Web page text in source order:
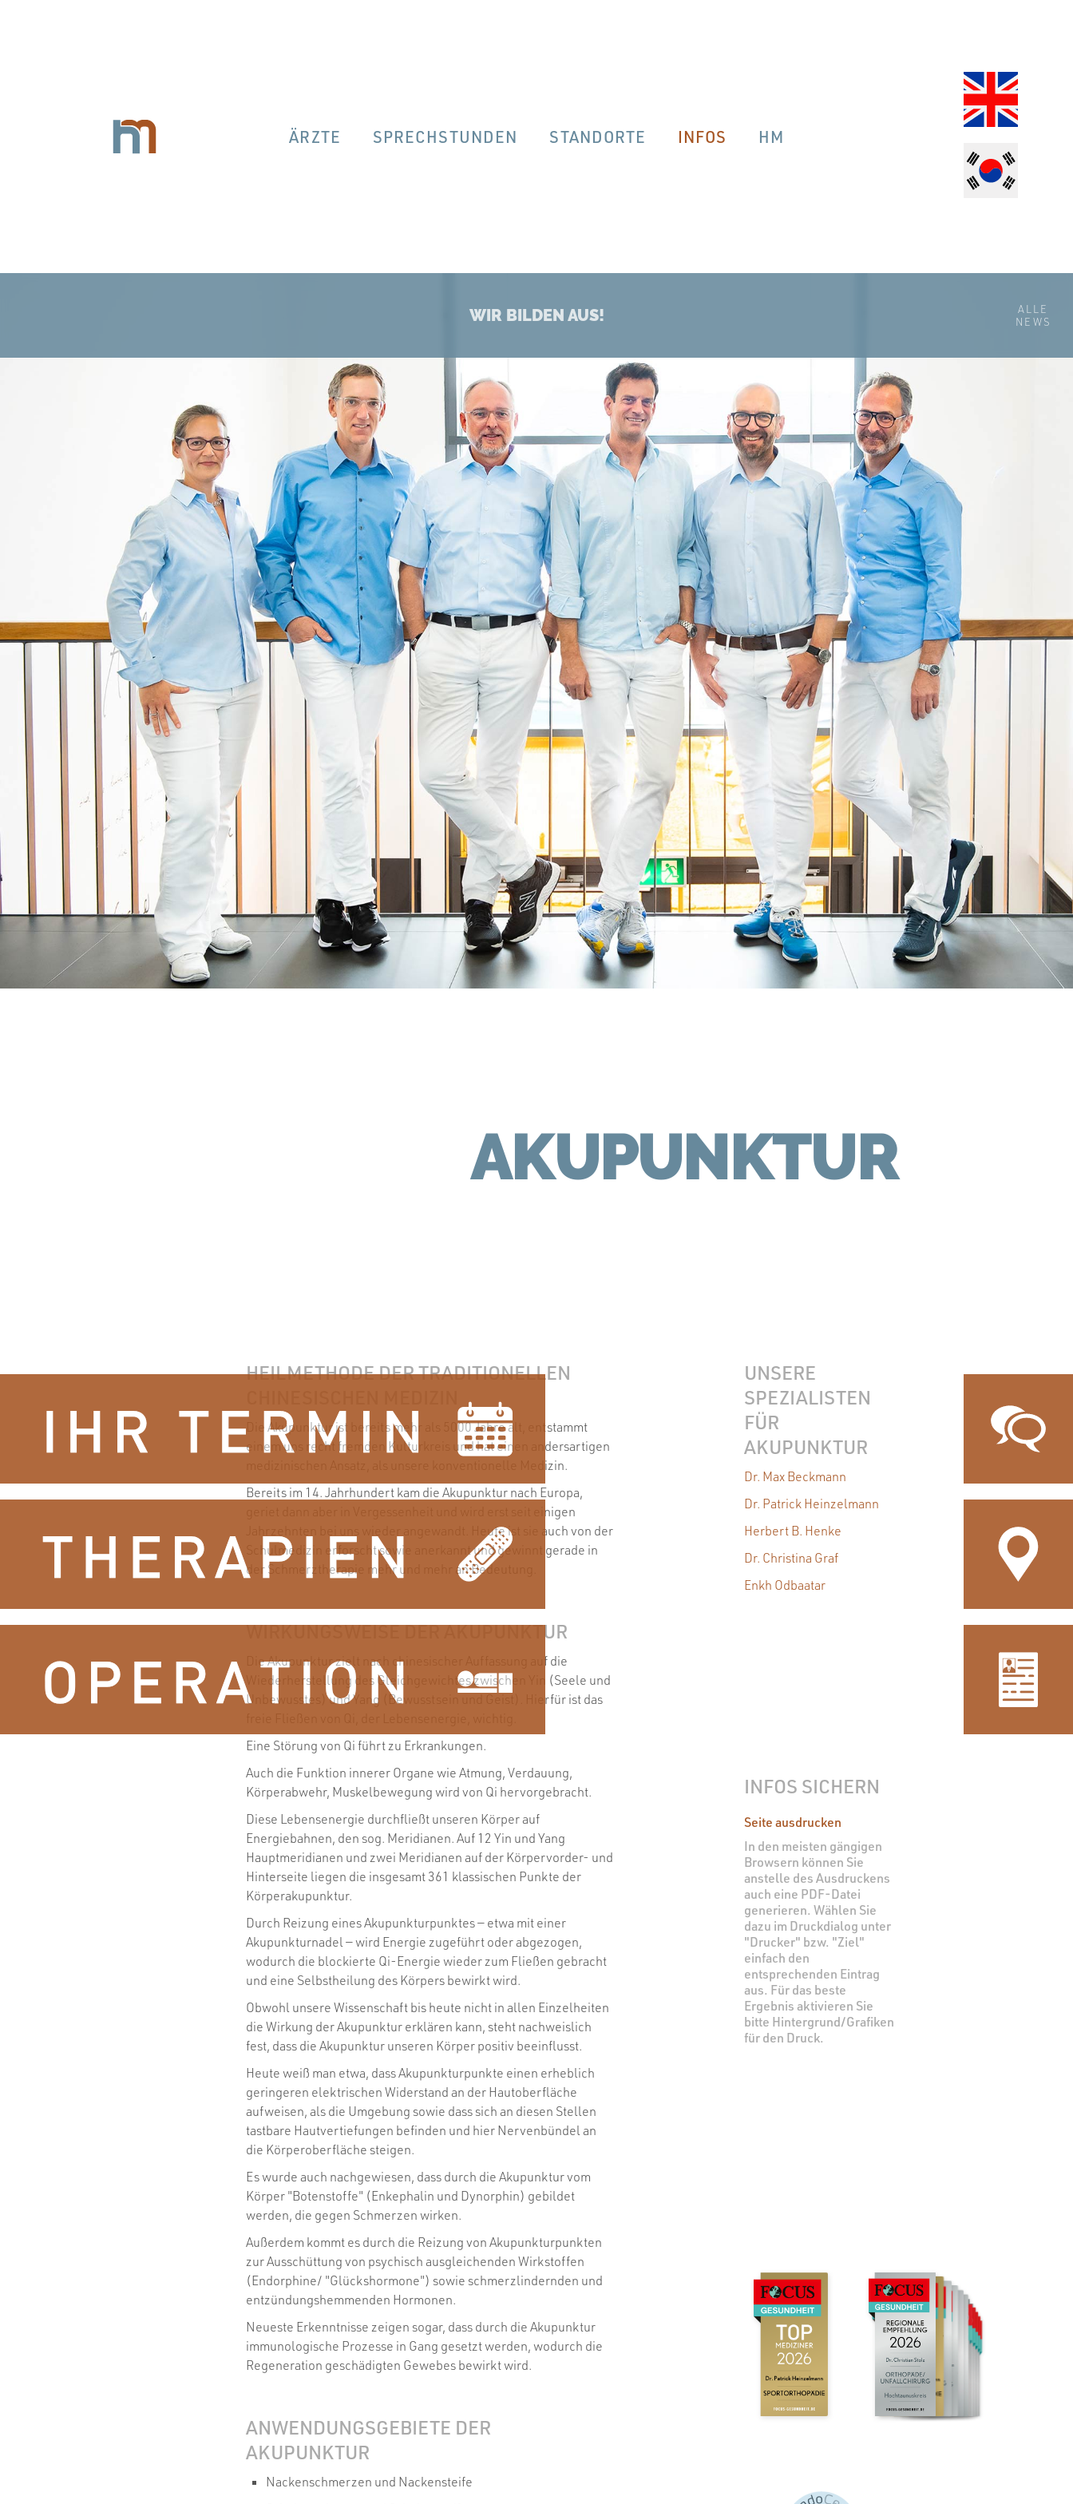
WIR BILDEN AUS!
ALLE
NEWS
ÄRZTE SPRECHSTUNDEN STANDORTE INFOS HM
AKUPUNKTUR
HEILMETHODE DER TRADITIONELLEN
Die Akupunktur ist bereits mehr als 5000 Jahre alt, entstammt
einem uns recht fremden Kulturkreis und hat einen andersartigen
medizinischen Ansatz, als unsere konventionelle Medizin.
Bereits im 14. Jahrhundert kam die Akupunktur nach Europa,
geriet dann aber in Vergessenheit und wird erst seit einigen
Jahrzehnten bei uns wieder angewandt. Heute ist sie auch von der
Schulmedizin erforscht sowie anerkannt und gewinnt gerade in
der Schmerztherapie mehr und mehr an Bedeutung.
WIRKUNGSWEISE DER AKUPUNKTUR
Die Akupunktur zielt nach chinesischer Auffassung auf die
Wiederherstellung des Gleichgewichtes zwischen Yin (Seele und
Unbewusstes) und Yang (Bewusstsein und Geist). Hierfür ist das
Eine Störung von Qi führt zu Erkrankungen.
Auch die Funktion innerer Organe wie Atmung, Verdauung,
Körperabwehr, Muskelbewegung wird von Qi hervorgebracht.
Diese Lebensenergie durchfließt unseren Körper auf
Energiebahnen, den sog. Meridianen. Auf 12 Yin und Yang
Hauptmeridianen und zwei Meridianen auf der Körpervorder- und
Hinterseite liegen die insgesamt 361 klassischen Punkte der
Körperakupunktur.
Durch Reizung eines Akupunkturpunktes — etwa mit einer
Akupunkturnadel — wird Energie zugeführt oder abgezogen,
wodurch die blockierte Qi-Energie wieder zum Fließen gebracht
und eine Selbstheilung des Körpers bewirkt wird.
Obwohl unsere Wissenschaft bis heute nicht in allen Einzelheiten
die Wirkung der Akupunktur erklären kann, steht nachweislich
fest, dass die Akupunktur unseren Körper positiv beeinflusst.
Heute weiß man etwa, dass Akupunkturpunkte einen erheblich
geringeren elektrischen Widerstand an der Hautoberfläche
aufweisen, als die Umgebung sowie dass sich an diesen Stellen
tastbare Hautvertiefungen befinden und hier Nervenbündel an
die Körperoberfläche steigen.
Es wurde auch nachgewiesen, dass durch die Akupunktur vom
Körper "Botenstoffe" (Enkephalin und Dynorphin) gebildet
werden, die gegen Schmerzen wirken.
Außerdem kommt es durch die Reizung von Akupunkturpunkten
zur Ausschüttung von psychisch ausgleichenden Wirkstoffen
(Endorphine/ "Glückshormone") sowie schmerzlindernden und
entzündungshemmenden Hormonen.
Neueste Erkenntnisse zeigen sogar, dass durch die Akupunktur
immunologische Prozesse in Gang gesetzt werden, wodurch die
Regeneration geschädigten Gewebes bewirkt wird.
ANWENDUNGSGEBIETE DER
AKUPUNKTUR
Nackenschmerzen und Nackensteife
UNSERE
SPEZIALISTEN
FÜR
AKUPUNKTUR
Dr. Max Beckmann
Dr. Patrick Heinzelmann
Herbert B. Henke
Dr. Christina Graf
Enkh Odbaatar
INFOS SICHERN
Seite ausdrucken
In den meisten gängigen
Browsern können Sie
anstelle des Ausdruckens
auch eine PDF-Datei
generieren. Wählen Sie
dazu im Druckdialog unter
"Drucker" bzw. "Ziel"
einfach den
entsprechenden Eintrag
aus. Für das beste
Ergebnis aktivieren Sie
bitte Hintergrund/Grafiken
für den Druck.